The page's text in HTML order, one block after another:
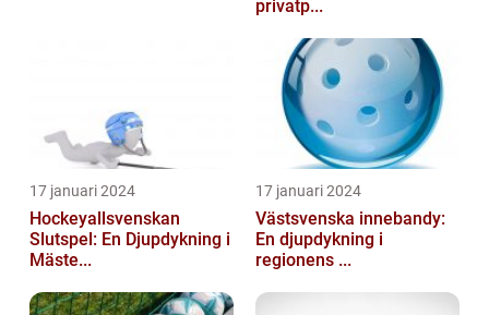
privatp...
17 januari 2024
Hockeyallsvenskan
Slutspel: En Djupdykning i
Mäste...
17 januari 2024
Västsvenska innebandy:
En djupdykning i
regionens ...